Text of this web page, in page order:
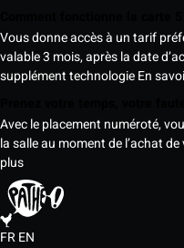
Vous donne accès à un tarif
valable 3 mois, après la date
supplément technologieEn
Avec le placement numéroté,
la salle au moment de l’achat
plus
FREN